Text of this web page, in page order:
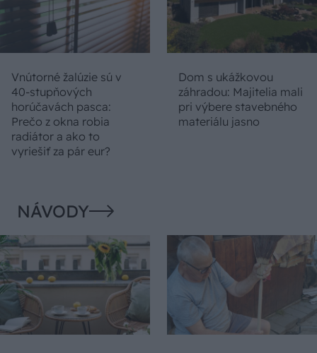
Vnútorné žalúzie sú v
40-stupňových
horúčavách pasca:
Prečo z okna robia
radiátor a ako to
vyriešiť za pár eur?
Dom s ukážkovou
záhradou: Majitelia mali
pri výbere stavebného
materiálu jasno
NÁVODY